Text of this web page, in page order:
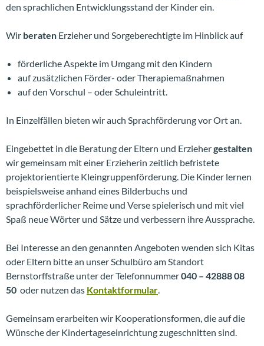
den sprachlichen Entwicklungsstand der Kinder ein.
Wir beraten Erzieher und Sorgeberechtigte im Hinblick auf
förderliche Aspekte im Umgang mit den Kindern
auf zusätzlichen Förder- oder Therapiemaßnahmen
auf den Vorschul – oder Schuleintritt.
In Einzelfällen bieten wir auch Sprachförderung vor Ort an.
Eingebettet in die Beratung der Eltern und Erziehergestalten
wir gemeinsam mit einer Erzieherin zeitlich befristete
projektorientierte Kleingruppenförderung. Die Kinder lernen
beispielsweise anhand eines Bilderbuchs und
sprachförderlicher Reime und Verse spielerisch und mit viel
Spaß neue Wörter und Sätze und verbessern ihre Aussprache.
Bei Interesse an den genannten Angeboten wenden sich Kitas
oder Eltern bitte an unser Schulbüro am Standort
Bernstorffstraße unter der Telefonnummer040 – 42888 08
50 oder nutzen das Kontaktformular
Gemeinsam erarbeiten wir Kooperationsformen, die auf die
Wünsche der Kindertageseinrichtung zugeschnitten sind.